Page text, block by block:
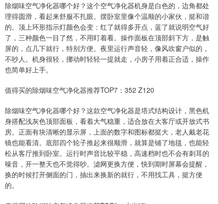
除烟味空气净化器哪个好？这个空气净化器机身是白色的，边角都处
理得圆滑，看起来舒服不扎眼。摆卧室里像个温顺的小家伙，挺和谐
的。顶上环形指示灯颜色会变：红了就得多开点，蓝了就说明空气好
了，三种颜色一目了然，不用盯着看。操作面板在顶部斜下方，是触
屏的，点几下就行，特别方便。夜里运行声音轻，像风吹窗户似的，
不吵人。机身很轻，挪动时轻轻一提就走，小房子用着正合适，操作
也简单好上手。
值得买的除烟味空气净化器推荐TOP7：352 Z120
除烟味空气净化器哪个好？这款空气净化器是塔式结构设计，黑色机
身搭配浅灰色顶部面板，看着大气稳重，适合放在大客厅或开放式书
房。正面有块清晰的显示屏，上面的数字和图标都挺大，老人戴老花
镜也能看清。底部四个轮子推起来很顺滑，就算是铺了地毯，也能轻
松从客厅推到卧室。运行时声音比较平稳，高速档时也不会有刺耳的
噪音，开一整天也不觉得吵。滤网更换方便，快到期时屏幕会提醒，
换的时候打开侧面的门，抽出来换新的就行，不用找工具，挺方便
的。